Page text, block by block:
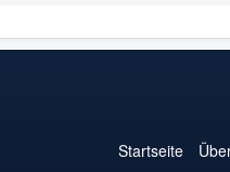
Startseite